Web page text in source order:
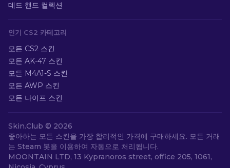
데드 핸드 컬렉션
인기 CS2 카테고리
모든 CS2 스킨
모든 AK-47 스킨
모든 M4A1-S 스킨
모든 AWP 스킨
모든 나이프 스킨
Skin.Club © 2026
좋아하는 모든 스킨을 가장 합리적인 가격에 구매하세요. 모든 거래
는 Steam 봇을 이용하여 자동으로 처리됩니다.
MOONTAIN LTD, 13 Kypranoros street, office 205, 1061,